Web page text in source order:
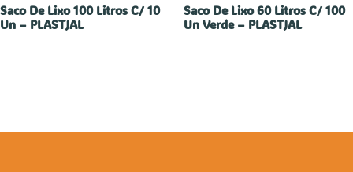
Saco De Lixo 100 Litros C/ 10
Un – PLASTJAL
Saco De Lixo 60 Litros C/ 100
Un Verde – PLASTJAL